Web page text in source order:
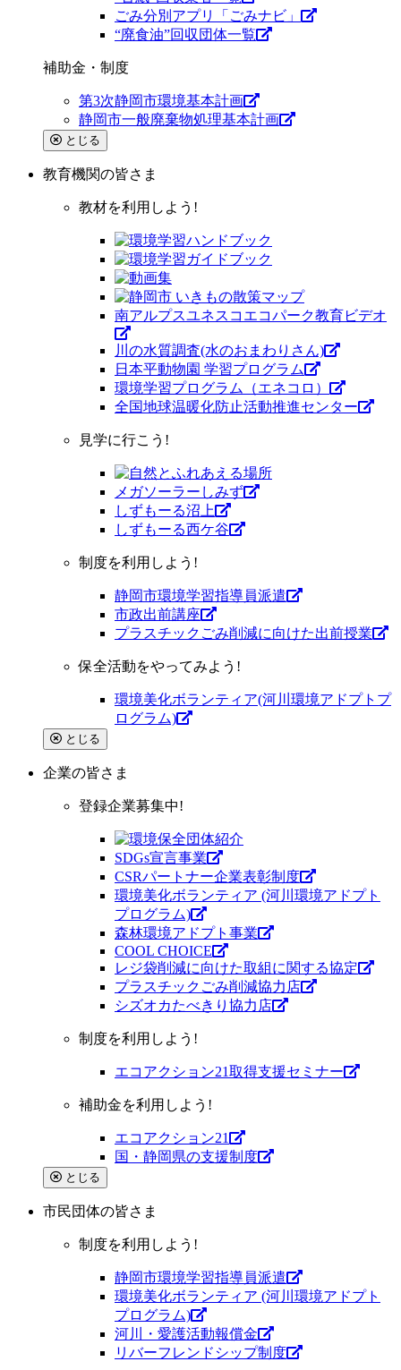
ごみ分別アプリ「ごみナビ」
“廃食油”回収団体一覧
補助金・制度
第3次静岡市環境基本計画
静岡市一般廃棄物処理基本計画
とじる
教育機関の皆さま
教材を利用しよう!
南アルプスユネスコエコパーク教育ビデオ
川の水質調査(水のおまわりさん)
日本平動物園 学習プログラム
環境学習プログラム（エネコロ）
全国地球温暖化防止活動推進センター
見学に行こう!
メガソーラーしみず
しずもーる沼上
しずもーる⻄ケ谷
制度を利用しよう!
静岡市環境学習指導員派遣
市政出前講座
プラスチックごみ削減に向けた出前授業
保全活動をやってみよう!
環境美化ボランティア(河川環境アドプトプ
ログラム)
とじる
企業の皆さま
登録企業募集中!
SDGs宣言事業
CSRパートナー企業表彰制度
環境美化ボランティア (河川環境アドプト
プログラム)
森林環境アドプト事業
COOL CHOICE
レジ袋削減に向けた取組に関する協定
プラスチックごみ削減協力店
シズオカたべきり協力店
制度を利用しよう!
エコアクション21取得支援セミナー
補助金を利用しよう!
エコアクション21
国・静岡県の支援制度
とじる
市民団体の皆さま
制度を利用しよう!
静岡市環境学習指導員派遣
環境美化ボランティア (河川環境アドプト
プログラム)
河川・愛護活動報償金
リバーフレンドシップ制度